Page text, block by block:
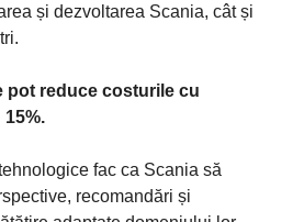
și dezvoltarea Scania, cât și
pot reduce costurile cu
fac ca Scania să
recomandări și